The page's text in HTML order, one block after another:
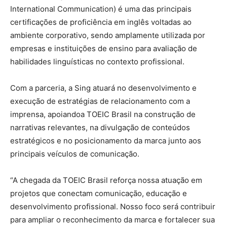
International Communication) é uma das principais
certificações de proficiência em inglês voltadas ao
ambiente corporativo, sendo amplamente utilizada por
empresas e instituições de ensino para avaliação de
habilidades linguísticas no contexto profissional.
Com a parceria, a Sing atuará no desenvolvimento e
execução de estratégias de relacionamento com a
imprensa, apoiandoa TOEIC Brasil na construção de
narrativas relevantes, na divulgação de conteúdos
estratégicos e no posicionamento da marca junto aos
principais veículos de comunicação.
“A chegada da TOEIC Brasil reforça nossa atuação em
projetos que conectam comunicação, educação e
desenvolvimento profissional. Nosso foco será contribuir
para ampliar o reconhecimento da marca e fortalecer sua